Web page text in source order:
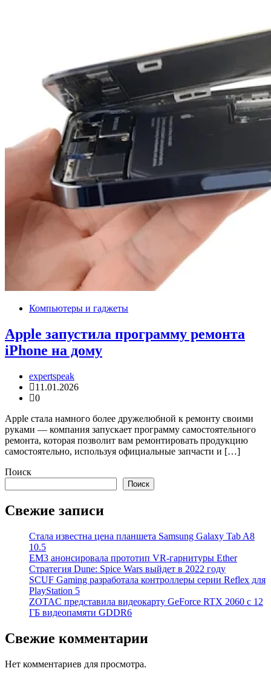
Компьютеры и гаджеты
Apple запустила программу ремонта
iPhone на дому
expertspeak
11.01.2026
0
Apple стала намного более дружелюбной к ремонту своими
руками — компания запускает программу самостоятельного
ремонта, которая позволит вам ремонтировать продукцию
самостоятельно, используя официальные запчасти и […]
Поиск
Поиск
Свежие записи
Стала известна цена планшета Samsung Galaxy Tab A8
10.5
EM3 анонсировала прототип VR-гарнитуры Ether
Стратегия Dune: Spice Wars выйдет в 2022 году
SCUF Gaming разработала контроллеры серии Reflex для
PlayStation 5
ZOTAC представила видеокарту GeForce RTX 2060 с 12
ГБ видеопамяти GDDR6
Свежие комментарии
Нет комментариев для просмотра.